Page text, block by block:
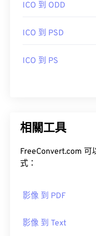
ICO 到 ODD
ICO 到 PSD
ICO 到 PS
相關工具
FreeConvert.com 可
式：
影像 到 PDF
影像 到 Text